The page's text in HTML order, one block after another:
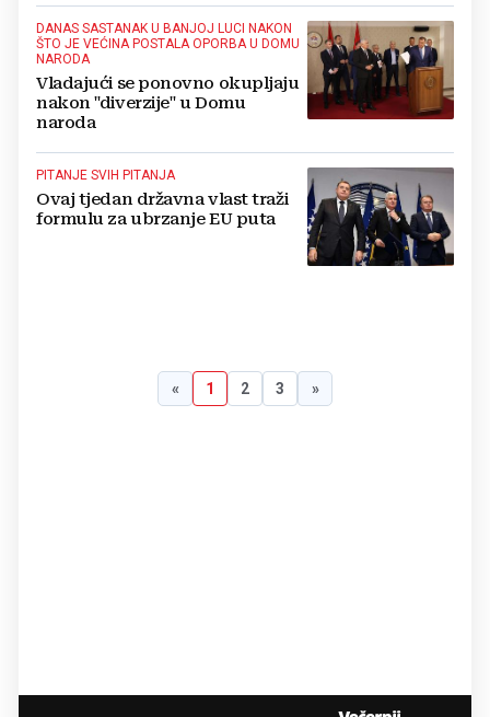
DANAS SASTANAK U BANJOJ LUCI NAKON
ŠTO JE VEĆINA POSTALA OPORBA U DOMU
NARODA
Vladajući se ponovno okupljaju
nakon "diverzije" u Domu
naroda
PITANJE SVIH PITANJA
Ovaj tjedan državna vlast traži
formulu za ubrzanje EU puta
« 1 2 3 »